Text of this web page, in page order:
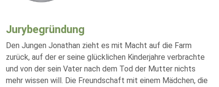
Jurybegründung
Den Jungen Jonathan zieht es mit Macht auf die Farm
zurück, auf der er seine glücklichen Kinderjahre verbrachte
und von der sein Vater nach dem Tod der Mutter nichts
mehr wissen will. Die Freundschaft mit einem Mädchen, die